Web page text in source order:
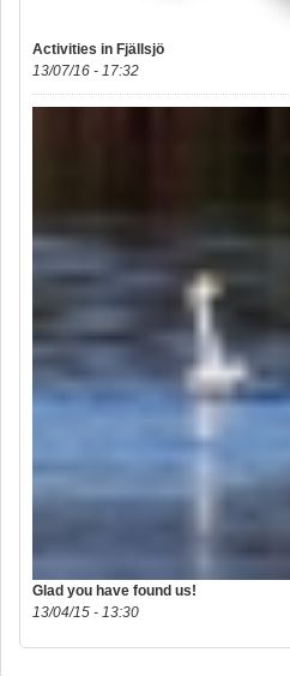
Activities in Fjällsjö
13/07/16 - 17:32
Glad you have found us!
13/04/15 - 13:30